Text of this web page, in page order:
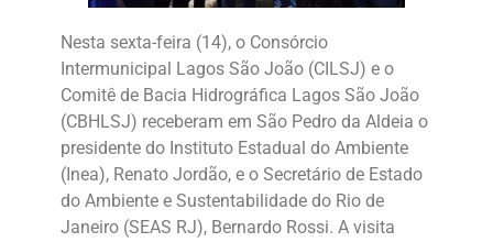
Nesta sexta-feira (14), o Consórcio
Intermunicipal Lagos São João (CILSJ) e o
Comitê de Bacia Hidrográfica Lagos São João
(CBHLSJ) receberam em São Pedro da Aldeia o
presidente do Instituto Estadual do Ambiente
(Inea), Renato Jordão, e o Secretário de Estado
do Ambiente e Sustentabilidade do Rio de
Janeiro (SEAS RJ), Bernardo Rossi. A visita